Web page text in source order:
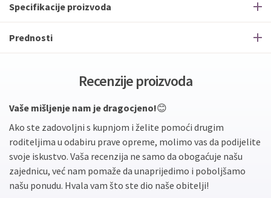
Specifikacije proizvoda
Prednosti
Recenzije proizvoda
Vaše mišljenje nam je dragocjeno!😊
Ako ste zadovoljni s kupnjom i želite pomoći drugim
roditeljima u odabiru prave opreme, molimo vas da podijelite
svoje iskustvo. Vaša recenzija ne samo da obogaćuje našu
zajednicu, već nam pomaže da unaprijedimo i poboljšamo
našu ponudu. Hvala vam što ste dio naše obitelji!